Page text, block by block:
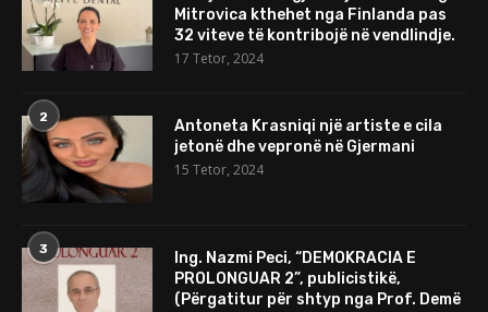
Mitrovica kthehet nga Finlanda pas
32 viteve të kontribojë në vendlindje.
17 Tetor, 2024
2
Antoneta Krasniqi një artiste e cila
jetonë dhe vepronë në Gjermani
15 Tetor, 2024
3
Ing. Nazmi Peci, “DEMOKRACIA E
PROLONGUAR 2”, publicistikë,
(Përgatitur për shtyp nga Prof. Demë